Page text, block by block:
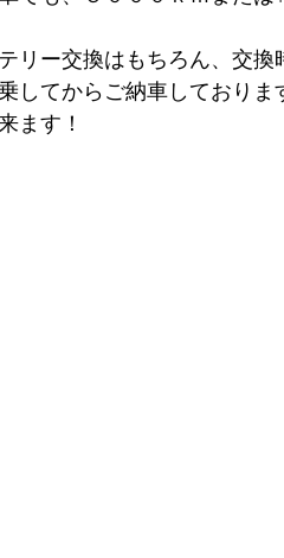
リー交換はもちろん、交
してからご納車しており
ます！